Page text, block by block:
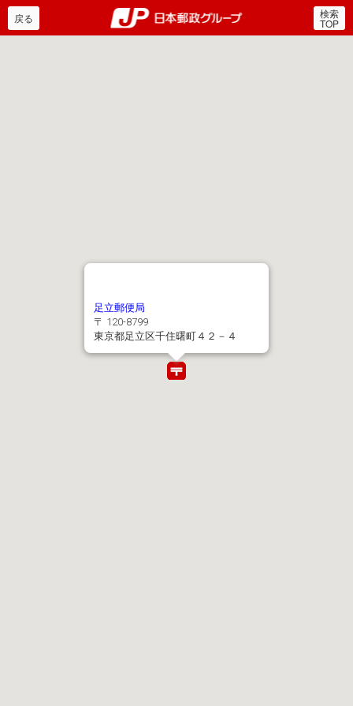
郵便局・日本郵政グルー
戻る 検索
TOP
足立郵便局
〒 120-8799
東京都足立区千住曙町４２－４